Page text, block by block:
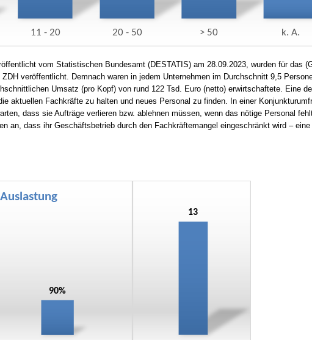
vom Statistischen Bundesamt (DESTATIS) am 28.09.2023, wurden für das
veröffentlicht. Demnach waren in jedem Unternehmen im Durchschnitt 9,5
Umsatz (pro Kopf) von rund 122 Tsd. Euro (netto) erwirtschaftete. Eine
aktuellen Fachkräfte zu halten und neues Personal zu finden. In einer
dass sie Aufträge verlieren bzw. ablehnen müssen, wenn das nötige Personal
an, dass ihr Geschäftsbetrieb durch den Fachkräftemangel eingeschränkt wird – eine